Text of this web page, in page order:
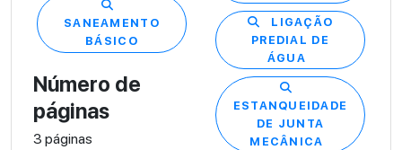
SANEAMENTO
BÁSICO
Número de
páginas
3 páginas
LIGAÇÃO
PREDIAL DE
ÁGUA
ESTANQUEIDADE
DE JUNTA
MECÂNICA